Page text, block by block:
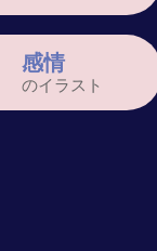
感情
のイラスト